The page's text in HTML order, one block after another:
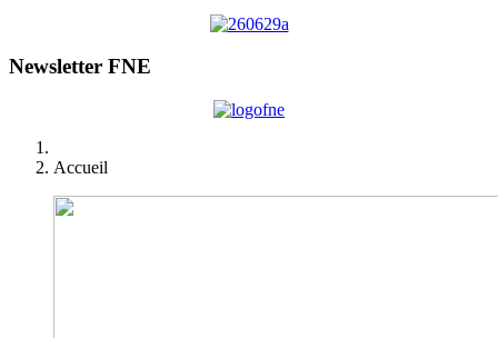
Newsletter FNE
Accueil